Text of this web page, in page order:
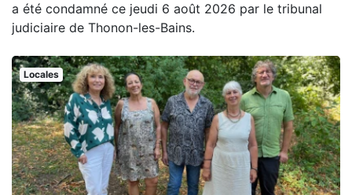
a été condamné ce jeudi 6 août 2026 par le tribunal
judiciaire de Thonon-les-Bains.
Locales